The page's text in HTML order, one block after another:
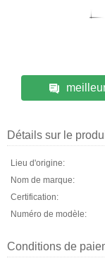
Détails sur le
Lieu d'origine:
Nom de marque:
Certification:
Numéro de modèle:
Conditions de